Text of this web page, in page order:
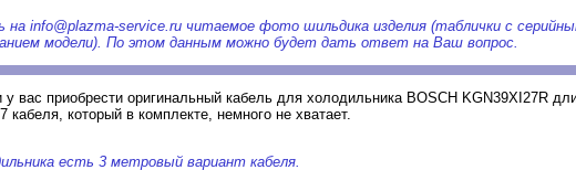
на info@plazma-service.ru читаемое фото шильдика изделия (таблички с
модели). По этом данным можно будет дать ответ на Ваш вопрос.
вас приобрести оригинальный кабель для холодильника BOSCH KGN39XI27R
который в комплекте, немного не хватает.
есть 3 метровый вариант кабеля.